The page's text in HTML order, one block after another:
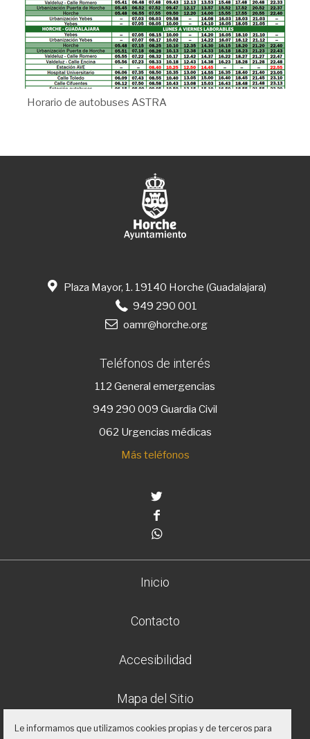
Horario de autobuses ASTRA
Plaza Mayor, 1. 19140 Horche (Guadalajara)
949 290 001
oamr@horche.org
Teléfonos de interés
112 General emergencias
949 290 009 Guardia Civil
062 Urgencias médicas
Más teléfonos
Inicio
Contacto
Accesibilidad
Mapa del Sitio
Le informamos que utilizamos cookies propias y de terceros para